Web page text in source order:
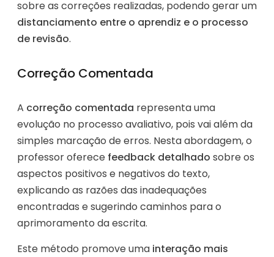
sobre as correções realizadas, podendo gerar um
distanciamento entre o aprendiz e o processo
de revisão.
Correção Comentada
A correção comentada representa uma
evolução no processo avaliativo, pois vai além da
simples marcação de erros. Nesta abordagem, o
professor oferece feedback detalhado sobre os
aspectos positivos e negativos do texto,
explicando as razões das inadequações
encontradas e sugerindo caminhos para o
aprimoramento da escrita.
Este método promove uma interação mais